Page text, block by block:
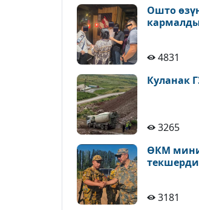
Ошто
4831
Куланак
3265
ӨКМ
текшерди
3181